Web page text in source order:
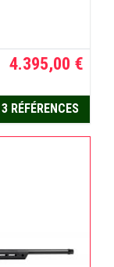
4.395,00 €
RÉFÉRENCES